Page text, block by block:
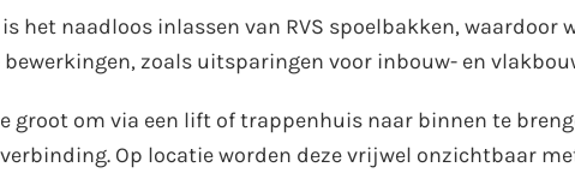
het naadloos inlassen van RVS spoelbakken,
zoals uitsparingen voor inbouw- en
groot om via een lift of trappenhuis naar binnen te
Op locatie worden deze vrijwel onzichtbaar